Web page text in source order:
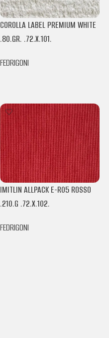
COROLLA LABEL PREMIUM WHITE
.80.GR. .72.X.101.
FEDRIGONI
IMITLIN ALLPACK E-R05 ROSSO
.210.G .72.X.102.
FEDRIGONI